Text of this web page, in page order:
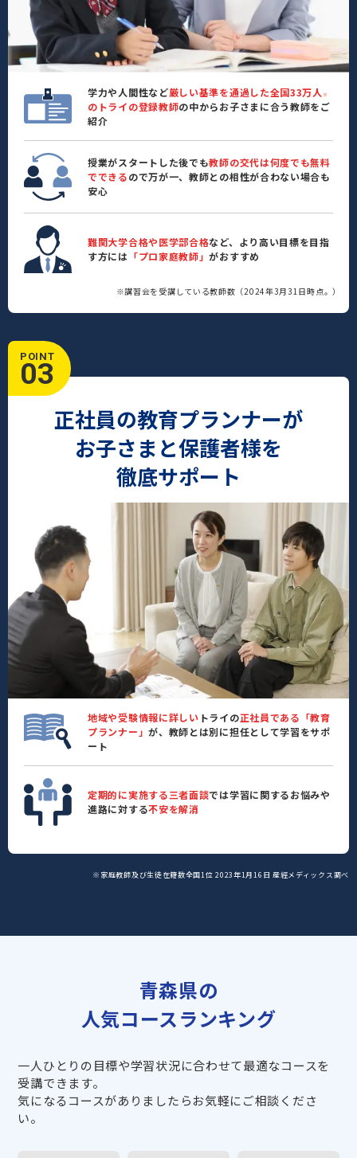
学力や人間性など厳しい基準を通過した全国33万人 ※
のトライの登録教師の中からお子さまに合う教師をご
紹介
授業がスタートした後でも教師の交代は何度でも無料
でできるので万が一、教師との相性が合わない場合も
安心
難関大学合格や医学部合格など、より高い目標を目指
す方には 「プロ家庭教師」がおすすめ
※講習会を受講している教師数（2024年3月31日時点。）
POINT
03
正社員の教育プランナーが
お子さまと保護者様を
徹底サポート
地域や受験情報に詳しい トライの正社員である「教育
プランナー」が、教師とは別に担任として学習をサポ
ート
定期的に実施する三者面談では学習に関するお悩みや
進路に対する不安を解消
※家庭教師及び生徒在籍数全国1位 2023年1月16日 産經メディックス調べ
青森県の
人気コースランキング
一人ひとりの目標や学習状況に合わせて最適なコースを
受講できます。
気になるコースがありましたらお気軽にご相談くださ
い。